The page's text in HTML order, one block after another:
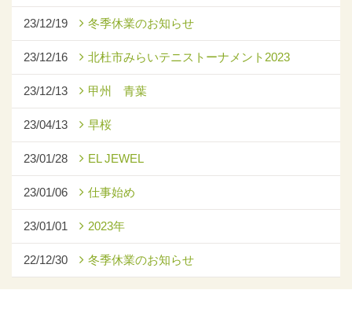
23/12/19 冬季休業のお知らせ
23/12/16 北杜市みらいテニストーナメント2023
23/12/13 甲州 青葉
23/04/13 早桜
23/01/28 EL JEWEL
23/01/06 仕事始め
23/01/01 2023年
22/12/30 冬季休業のお知らせ